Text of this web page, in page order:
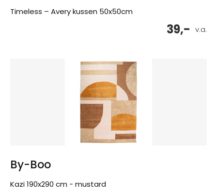
Timeless – Avery kussen 50x50cm
v.a.
39,-
By-Boo
Kazi 190x290 cm - mustard